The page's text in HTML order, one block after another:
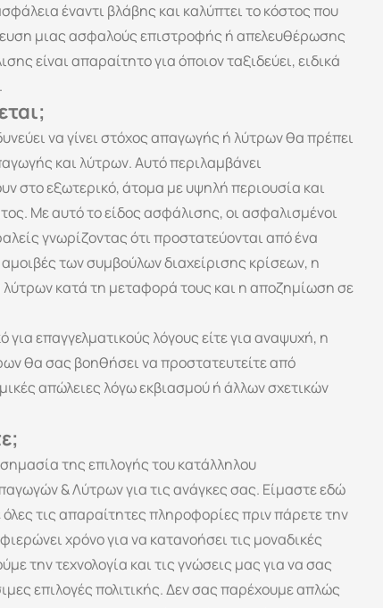
έναντι βλάβης και καλύπτει το κόστος που
μιας ασφαλούς επιστροφής ή απελευθέρωσης
είναι απαραίτητο για όποιον ταξιδεύει, ειδικά
να γίνει στόχος απαγωγής ή λύτρων θα πρέπει
και λύτρων. Αυτό περιλαμβάνει
στο εξωτερικό, άτομα με υψηλή περιουσία και
Με αυτό το είδος ασφάλισης, οι ασφαλισμένοι
γνωρίζοντας ότι προστατεύονται από ένα
των συμβούλων διαχείρισης κρίσεων, η
κατά τη μεταφορά τους και η αποζημίωση σε
για επαγγελματικούς λόγους είτε για αναψυχή, η
θα σας βοηθήσει να προστατευτείτε από
απώλειες λόγω εκβιασμού ή άλλων σχετικών
της επιλογής του κατάλληλου
& Λύτρων για τις ανάγκες σας. Είμαστε εδώ
τις απαραίτητες πληροφορίες πριν πάρετε την
χρόνο για να κατανοήσει τις μοναδικές
την τεχνολογία και τις γνώσεις μας για να σας
επιλογές πολιτικής. Δεν σας παρέχουμε απλώς